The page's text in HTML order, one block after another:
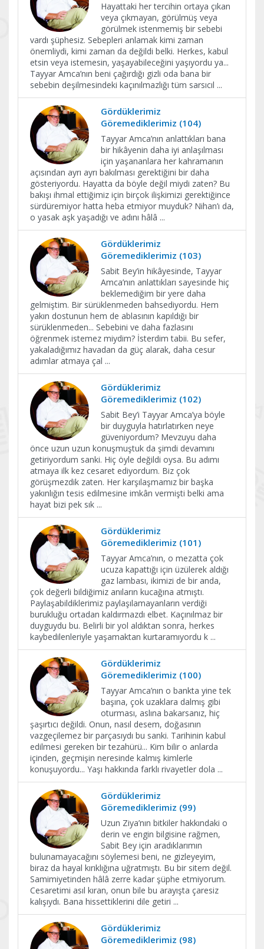
Hayattaki her tercihin ortaya çıkan
veya çıkmayan, görülmüş veya
görülmek istenmemiş bir sebebi
vardı şüphesiz. Sebepleri anlamak kimi zaman
önemliydi, kimi zaman da değildi belki. Herkes, kabul
etsin veya istemesin, yaşayabileceğini yaşıyordu ya...
Tayyar Amca’nın beni çağırdığı gizli oda bana bir
sebebin deşilmesindeki kaçınılmazlığı tüm sarsıcıl ...
Gördüklerimiz
Göremediklerimiz (104)
Tayyar Amca’nın anlattıkları bana
bir hikâyenin daha iyi anlaşılması
için yaşananlara her kahramanın
açısından ayrı ayrı bakılması gerektiğini bir daha
gösteriyordu. Hayatta da böyle değil miydi zaten? Bu
bakışı ihmal ettiğimiz için birçok ilişkimizi gerektiğince
sürdüremiyor hatta heba etmiyor muyduk? Nihan’ı da,
o yasak aşk yaşadığı ve adını hâlâ ...
Gördüklerimiz
Göremediklerimiz (103)
Sabit Bey’in hikâyesinde, Tayyar
Amca’nın anlattıkları sayesinde hiç
beklemediğim bir yere daha
gelmiştim. Bir sürüklenmeden bahsediyordu. Hem
yakın dostunun hem de ablasının kapıldığı bir
sürüklenmeden... Sebebini ve daha fazlasını
öğrenmek istemez miydim? İsterdim tabii. Bu sefer,
yakaladığımız havadan da güç alarak, daha cesur
adımlar atmaya çal ...
Gördüklerimiz
Göremediklerimiz (102)
Sabit Bey’i Tayyar Amca’ya böyle
bir duyguyla hatırlatırken neye
güveniyordum? Mevzuyu daha
önce uzun uzun konuşmuştuk da şimdi devamını
getiriyordum sanki. Hiç öyle değildi oysa. Bu adımı
atmaya ilk kez cesaret ediyordum. Biz çok
görüşmezdik zaten. Her karşılaşmamız bir başka
yakınlığın tesis edilmesine imkân vermişti belki ama
hayat bizi pek sık ...
Gördüklerimiz
Göremediklerimiz (101)
Tayyar Amca’nın, o mezatta çok
ucuza kapattığı için üzülerek aldığı
gaz lambası, ikimizi de bir anda,
çok değerli bildiğimiz anıların kucağına atmıştı.
Paylaşabildiklerimiz paylaşılamayanların verdiği
burukluğu ortadan kaldırmazdı elbet. Kaçınılmaz bir
duyguydu bu. Belirli bir yol aldıktan sonra, herkes
kaybedilenleriyle yaşamaktan kurtaramıyordu k ...
Gördüklerimiz
Göremediklerimiz (100)
Tayyar Amca’nın o bankta yine tek
başına, çok uzaklara dalmış gibi
oturması, aslına bakarsanız, hiç
şaşırtıcı değildi. Onun, nasıl desem, doğasının
vazgeçilemez bir parçasıydı bu sanki. Tarihinin kabul
edilmesi gereken bir tezahürü... Kim bilir o anlarda
içinden, geçmişin neresinde kalmış kimlerle
konuşuyordu... Yaşı hakkında farklı rivayetler dola ...
Gördüklerimiz
Göremediklerimiz (99)
Uzun Ziya’nın bitkiler hakkındaki o
derin ve engin bilgisine rağmen,
Sabit Bey için aradıklarımın
bulunamayacağını söylemesi beni, ne gizleyeyim,
biraz da hayal kırıklığına uğratmıştı. Bu bir sitem değil.
Samimiyetinden hâlâ zerre kadar şüphe etmiyorum.
Cesaretimi asıl kıran, onun bile bu arayışta çaresiz
kalışıydı. Bana hissettiklerini dile getiri ...
Gördüklerimiz
Göremediklerimiz (98)